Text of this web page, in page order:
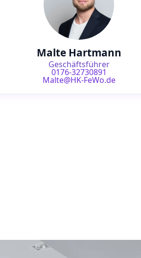
Malte Hartmann
Geschäftsführer
0176-32730891
Malte@HK-FeWo.de